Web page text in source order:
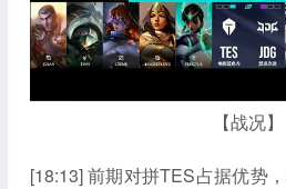
【战况】
[18:13] 前期对拼TES占据优势